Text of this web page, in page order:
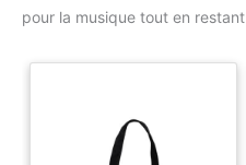
pour la musique tout en restant